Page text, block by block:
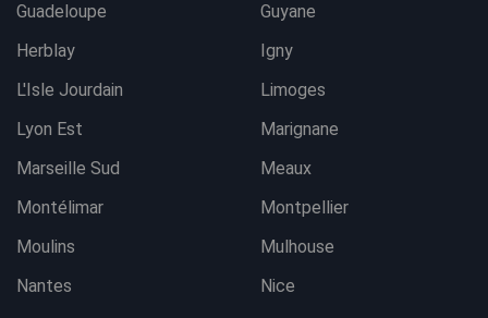
Contacter l'agence
Guadeloupe
Guyane
Herblay
Igny
L'Isle Jourdain
Limoges
Lyon Est
Marignane
Marseille Sud
Meaux
Montélimar
Montpellier
Moulins
Mulhouse
Nantes
Nice